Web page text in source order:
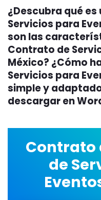
¿Descubra qué
Servicios para
son las
Contrato de
México? ¿Cómo
Servicios para
simple y
descargar en
Contrato
de